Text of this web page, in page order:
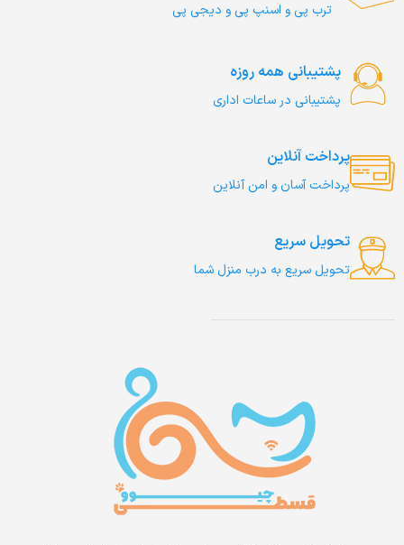
ترب‌ پی و اسنپ پی و دیجی پی
پشتیبانی همه روزه
پشتیبانی در ساعات اداری
پرداخت آنلاین
پرداخت آسان و امن آنلاین
تحویل سریع
تحویل سریع به درب منزل شما